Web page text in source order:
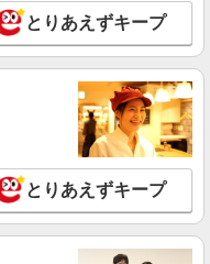
とりあえずキープ
とりあえずキープ